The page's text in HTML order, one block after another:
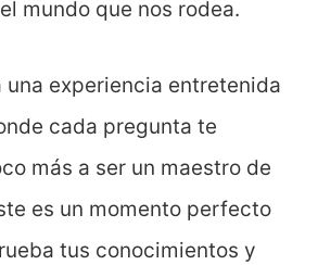
mundo que nos rodea.
una experiencia entretenida
cada pregunta te
más a ser un maestro de
es un momento perfecto
tus conocimientos y